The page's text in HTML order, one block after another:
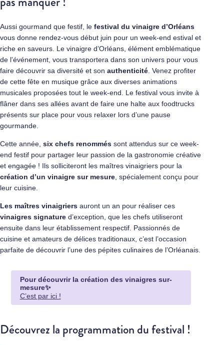
Aussi gourmand que festif, le festival du vinaigre d’Orléans
vous donne rendez-vous début juin pour un week-end estival et
riche en saveurs. Le vinaigre d’Orléans, élément emblématique
de l’événement, vous transportera dans son univers pour vous
faire découvrir sa diversité et son authenticité . Venez profiter
de cette fête en musique grâce aux diverses animations
musicales proposées tout le week-end. Le festival vous invite à
flâner dans ses allées avant de faire une halte aux foodtrucks
présents sur place pour vous relaxer lors d’une pause
gourmande.
Cette année, six chefs renommés sont attendus sur ce week-
end festif pour partager leur passion de la gastronomie créative
et engagée ! Ils solliciteront les maîtres vinaigriers pour la
création d’un vinaigre sur mesure , spécialement conçu pour
leur cuisine.
Les maîtres vinaigriers auront un an pour réaliser ces
vinaigres signature d’exception, que les chefs utiliseront
ensuite dans leur établissement respectif. Passionnés de
cuisine et amateurs de délices traditionaux, c’est l’occasion
parfaite de découvrir l’une des pépites culinaires de l’Orléanais.
Pour découvrir la création des vinaigres sur-
mesure✨
C’est par ici !
Découvrez la programmation du festival !